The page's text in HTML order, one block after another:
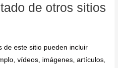
de otros sitios
de este sitio pueden incluir
vídeos, imágenes, artículos,